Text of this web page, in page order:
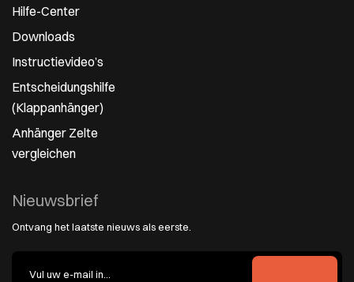
Hilfe-Center
Downloads
Instructievideo’s
Entscheidungshilfe
(Klappanhänger)
Anhänger Zelte
vergleichen
Nieuwsbrief
Ontvang het laatste nieuws als eerste.